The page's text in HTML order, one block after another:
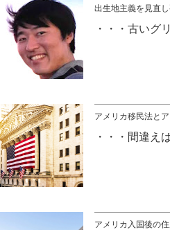
出生地主義を見直
古いグ
アメリカ移民法と
間違え
アメリカ入国後の